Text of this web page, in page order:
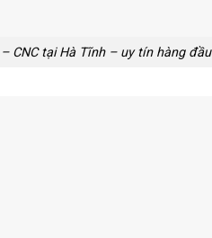
CNC tại Hà Tĩnh – uy tín hàng đầu